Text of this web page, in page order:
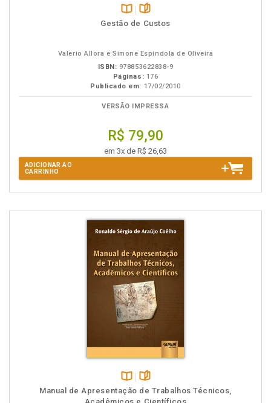
Disponível
páginas
Gestão de Custos
Valerio Allora e Simone Espíndola de Oliveira
ISBN: 978853622838-9
Páginas: 176
Publicado em: 17/02/2010
VERSÃO IMPRESSA
R$ 79,90
em 3x de R$ 26,63
ADICIONAR AO
CARRINHO
Disponível
na
páginas
Manual de Apresentação de Trabalhos Técnicos,